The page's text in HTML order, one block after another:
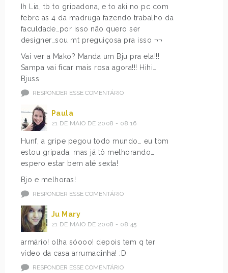
Ih Lia, tb to gripadona, e to aki no pc com
febre as 4 da madruga fazendo trabalho da
faculdade…por isso não quero ser
designer…sou mt preguiçosa pra isso ¬¬
Vai ver a Mako? Manda um Bju pra ela!!!
Sampa vai ficar mais rosa agora!!! Hihi…
Bjuss
RESPONDER ESSE COMENTÁRIO
Paula
21 DE MAIO DE 2008 - 08:16
Hunf, a gripe pegou todo mundo… eu tbm
estou gripada, mas já tô melhorando…
espero estar bem até sexta!
Bjo e melhoras!
RESPONDER ESSE COMENTÁRIO
Ju Mary
21 DE MAIO DE 2008 - 08:45
armário! olha sóooo! depois tem q ter
vídeo da casa arrumadinha! :D
RESPONDER ESSE COMENTÁRIO